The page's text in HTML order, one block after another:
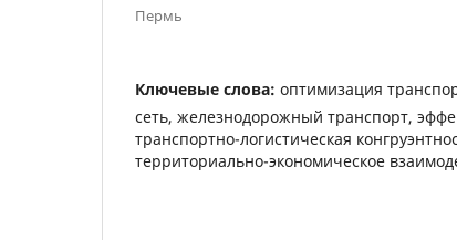
Пермь
Ключевые слова: оптимизация
сеть, железнодорожный транспорт,
транспортно-логистическая
территориально-экономическое